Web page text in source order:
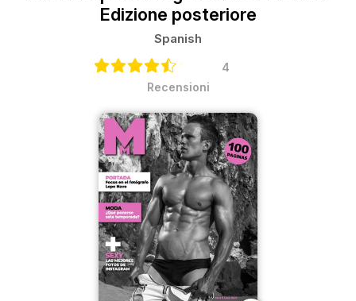
Edizione posteriore
Spanish
4
Recensioni